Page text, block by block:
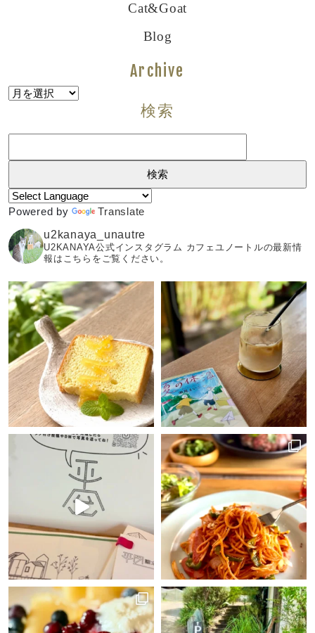
Cat&goat
Blog
Archive
Archive
検索
Powered by
Translate
u2kanaya_unautre
U2KANAYA公式インスタグラム カフェユノートルの最新情
報はこちらをご覧ください。